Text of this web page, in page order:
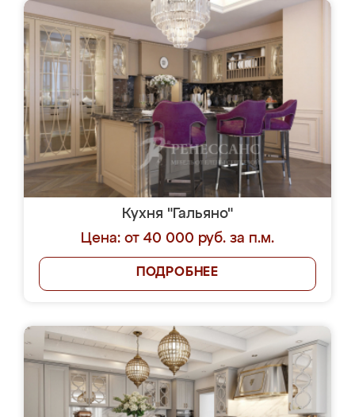
Кухня "Гальяно"
Цена: от 40 000 руб. за п.м.
ПОДРОБНЕЕ